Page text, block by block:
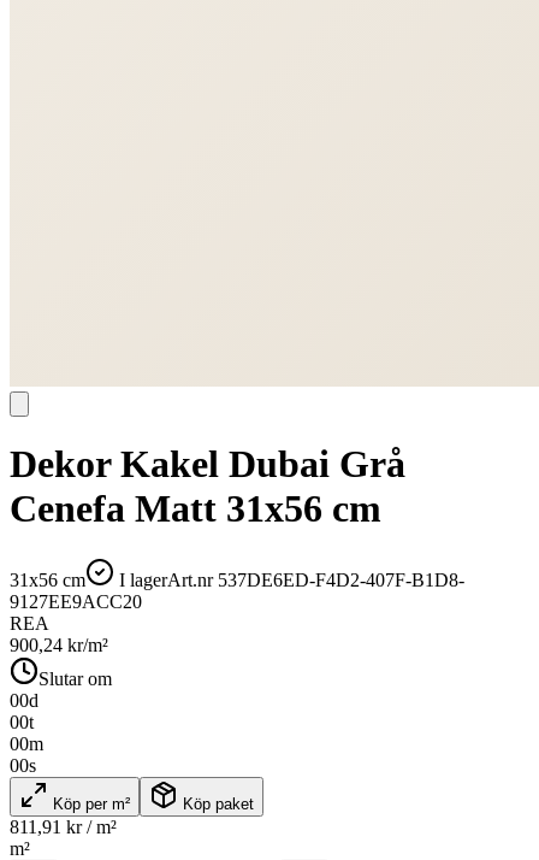
Dekor Kakel Dubai Grå
Cenefa Matt 31x56 cm
31x56 cm I lagerArt.nr 537DE6ED-F4D2-407F-B1D8-
9127EE9ACC20
REA
900,24 kr/m²
Slutar om
00d
00t
00m
00s
Köp per m² Köp paket
811,91 kr / m²
m²